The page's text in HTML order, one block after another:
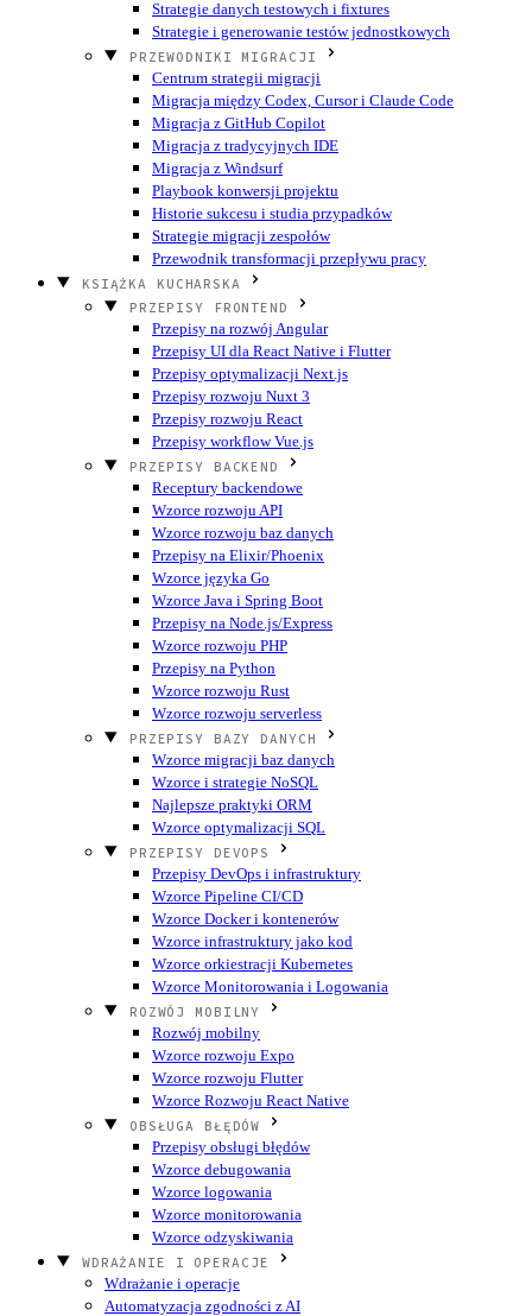
Strategie danych testowych i fixtures
Strategie i generowanie testów jednostkowych
PRZEWODNIKI MIGRACJI
Centrum strategii migracji
Migracja między Codex, Cursor i Claude Code
Migracja z GitHub Copilot
Migracja z tradycyjnych IDE
Migracja z Windsurf
Playbook konwersji projektu
Historie sukcesu i studia przypadków
Strategie migracji zespołów
Przewodnik transformacji przepływu pracy
KSIĄŻKA KUCHARSKA
PRZEPISY FRONTEND
Przepisy na rozwój Angular
Przepisy UI dla React Native i Flutter
Przepisy optymalizacji Next.js
Przepisy rozwoju Nuxt 3
Przepisy rozwoju React
Przepisy workflow Vue.js
PRZEPISY BACKEND
Receptury backendowe
Wzorce rozwoju API
Wzorce rozwoju baz danych
Przepisy na Elixir/Phoenix
Wzorce języka Go
Wzorce Java i Spring Boot
Przepisy na Node.js/Express
Wzorce rozwoju PHP
Przepisy na Python
Wzorce rozwoju Rust
Wzorce rozwoju serverless
PRZEPISY BAZY DANYCH
Wzorce migracji baz danych
Wzorce i strategie NoSQL
Najlepsze praktyki ORM
Wzorce optymalizacji SQL
PRZEPISY DEVOPS
Przepisy DevOps i infrastruktury
Wzorce Pipeline CI/CD
Wzorce Docker i kontenerów
Wzorce infrastruktury jako kod
Wzorce orkiestracji Kubernetes
Wzorce Monitorowania i Logowania
ROZWÓJ MOBILNY
Rozwój mobilny
Wzorce rozwoju Expo
Wzorce rozwoju Flutter
Wzorce Rozwoju React Native
OBSŁUGA BŁĘDÓW
Przepisy obsługi błędów
Wzorce debugowania
Wzorce logowania
Wzorce monitorowania
Wzorce odzyskiwania
WDRAŻANIE I OPERACJE
Wdrażanie i operacje
Automatyzacja zgodności z AI